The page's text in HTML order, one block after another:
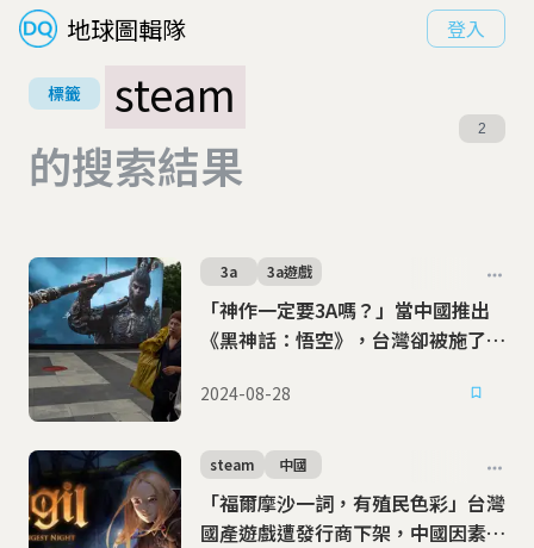
地球圖輯隊 登入
標籤
steam
的搜索結果
2
「神作一定要3A嗎？」當中國推出
《黑神話：悟空》，台灣卻被施了緊
3a 3a遊戲
2024-08-28
「福爾摩沙一詞，有殖民色彩」台灣
國產遊戲遭發行商下架，中國因素再
steam 中國